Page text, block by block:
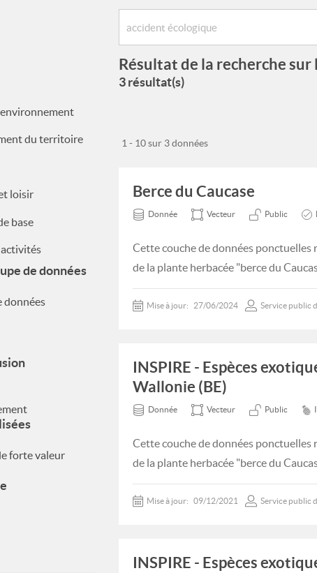
du territoire
loisir
base
de données
données
forte valeur
Résultat de la recherche
3 résultat(s)
1 - 10 sur 3 données
Berce du Caucase
Donnée Vecteur Public
Cette couche de données
de la plante herbacée "berce du
Mise à jour: 27/06/2024 Service public
INSPIRE - Espèces
Wallonie (BE)
Donnée Vecteur Public
Cette couche de données
de la plante herbacée "berce du
Mise à jour: 09/12/2021 Service public
INSPIRE - Espèces